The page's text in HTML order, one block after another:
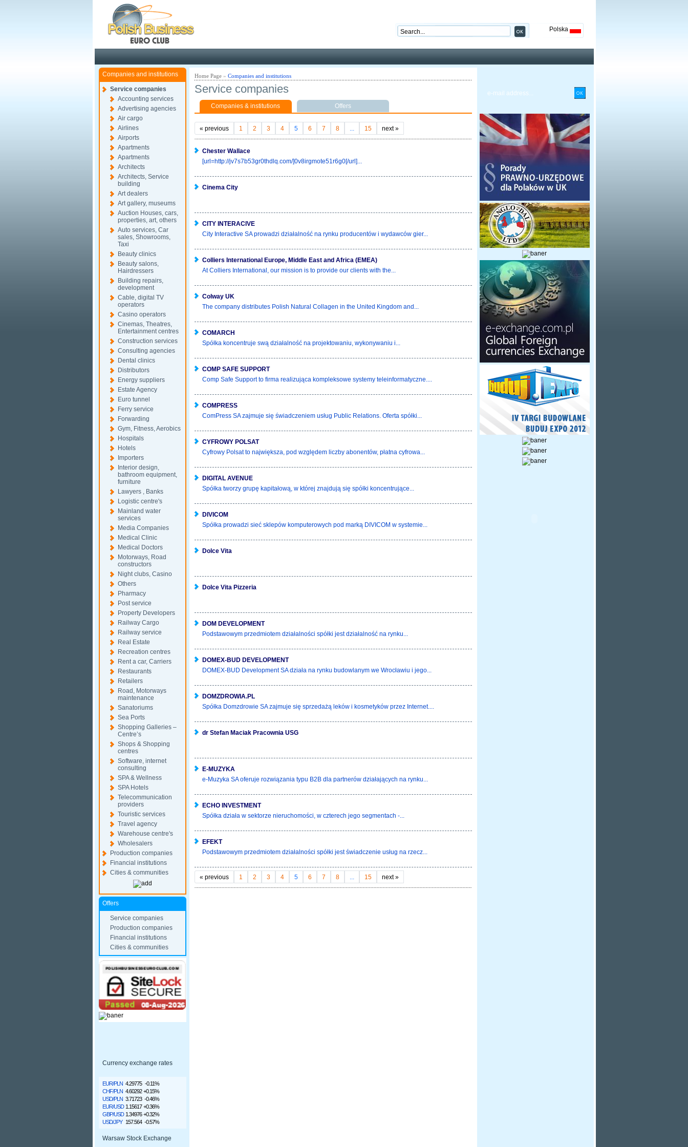
Polska
Companies and institutions
Service companies
Accounting services
Advertising agencies
Air cargo
Airlines
Airports
Apartments
Apartments
Architects
Architects, Service
building
Art dealers
Art gallery, museums
Auction Houses, cars,
properties, art, others
Auto services, Car
sales, Showrooms,
Taxi
Beauty clinics
Beauty salons,
Hairdressers
Building repairs,
development
Cable, digital TV
operators
Casino operators
Cinemas, Theatres,
Entertainment centres
Construction services
Consulting agencies
Dental clinics
Distributors
Energy suppliers
Estate Agency
Euro tunnel
Ferry service
Forwarding
Gym, Fitness, Aerobics
Hospitals
Hotels
Importers
Interior design,
bathroom equipment,
furniture
Lawyers , Banks
Logistic centre's
Mainland water
services
Media Companies
Medical Clinic
Medical Doctors
Motorways, Road
constructors
Night clubs, Casino
Others
Pharmacy
Post service
Property Developers
Railway Cargo
Railway service
Real Estate
Recreation centres
Rent a car, Carriers
Restaurants
Retailers
Road, Motorways
maintenance
Sanatoriums
Sea Ports
Shopping Galleries –
Centre’s
Shops & Shopping
centres
Software, internet
consulting
SPA & Wellness
SPA Hotels
Telecommunication
providers
Touristic services
Travel agency
Warehouse centre's
Wholesalers
Production companies
Financial institutions
Cities & communities
Offers
Service companies
Production companies
Financial institutions
Cities & communities
Currency exchange rates
EUR/PLN 4.29775 -0.11%
CHF/PLN 4.60292 +0.15%
USD/PLN 3.71723 -0.46%
EUR/USD 1.15617 +0.36%
GBP/USD 1.34976 +0.32%
USD/JPY
157.564 -0.57%
Warsaw Stock Exchange
Home Page» Companies and institutions
Service companies
Companies & institutions Offers
« previous 1 2 3 4 5 6 7 8 15 next»
Chester Wallace
[url=http://jv7s7b53gr0thdlq.com/]0v8irgmote51r6g0[/url]...
Cinema City
CITY INTERACIVE
City Interactive SA prowadzi działalność na rynku producentów i wydawców gier...
Colliers International Europe, Middle East and Africa (EMEA)
At Colliers International, our mission is to provide our clients with the...
Colway UK
The company distributes Polish Natural Collagen in the United Kingdom and...
COMARCH
Spółka koncentruje swą działalność na projektowaniu, wykonywaniu i...
COMP SAFE SUPPORT
Comp Safe Support to firma realizująca kompleksowe systemy teleinformatyczne....
COMPRESS
ComPress SA zajmuje się świadczeniem usług Public Relations. Oferta spółki...
CYFROWY POLSAT
Cyfrowy Polsat to największa, pod względem liczby abonentów, płatna cyfrowa...
DIGITAL AVENUE
Spółka tworzy grupę kapitałową, w której znajdują się spółki koncentrujące...
DIVICOM
Spółka prowadzi sieć sklepów komputerowych pod marką DIVICOM w systemie...
Dolce Vita
Dolce Vita Pizzeria
DOM DEVELOPMENT
Podstawowym przedmiotem działalności spółki jest działalność na rynku...
DOMEX-BUD DEVELOPMENT
DOMEX-BUD Development SA działa na rynku budowlanym we Wrocławiu i jego...
DOMZDROWIA.PL
Spółka Domzdrowie SA zajmuje się sprzedażą leków i kosmetyków przez Internet....
dr Stefan Maciak Pracownia USG
E-MUZYKA
e-Muzyka SA oferuje rozwiązania typu B2B dla partnerów działających na rynku...
ECHO INVESTMENT
Spółka działa w sektorze nieruchomości, w czterech jego segmentach -...
EFEKT
Podstawowym przedmiotem działalności spółki jest świadczenie usług na rzecz...
« previous 1 2 3 4 5 6 7 8 15 next»